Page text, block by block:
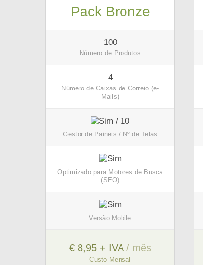
Pack Bronze
100
Número de Produtos
4
Número de Caixas de Correio (e-
Mails)
/ 10
Gestor de Paineis / Nº de Telas
Optimizado para Motores de Busca
(SEO)
Versão Mobile
€ 8,95 + IVA / mês
Custo Mensal